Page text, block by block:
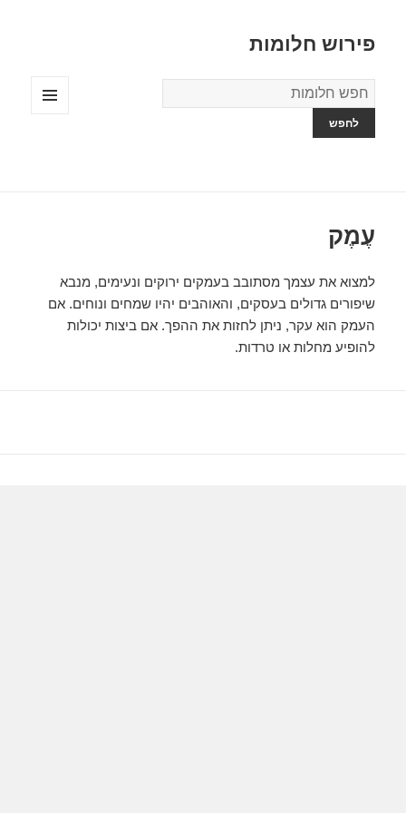
פירוש חלומות
מילון
החלומות
עֶמֶק
למצוא את עצמך מסתובב בעמקים ירוקים ונעימים, מנבא
שיפורים גדולים בעסקים, והאוהבים יהיו שמחים ונוחים. אם
העמק הוא עקר, ניתן לחזות את ההפך. אם ביצות יכולות
להופיע מחלות או טרדות.